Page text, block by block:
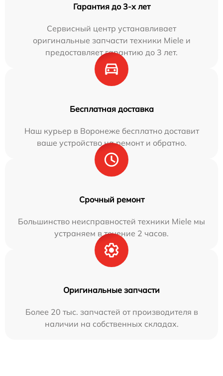
Гарантия до 3-х лет
Сервисный центр устанавливает
оригинальные запчасти техники Miele и
предоставляет гарантию до 3 лет.
Бесплатная доставка
Наш курьер в Воронеже бесплатно доставит
ваше устройство на ремонт и обратно.
Срочный ремонт
Большинство неисправностей техники Miele мы
устраняем в течение 2 часов.
Оригинальные запчасти
Более 20 тыс. запчастей от производителя в
наличии на собственных складах.